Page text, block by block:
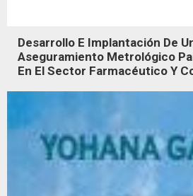
Desarrollo E Implantación De
Aseguramiento Metrológico
En El Sector Farmacéutico Y